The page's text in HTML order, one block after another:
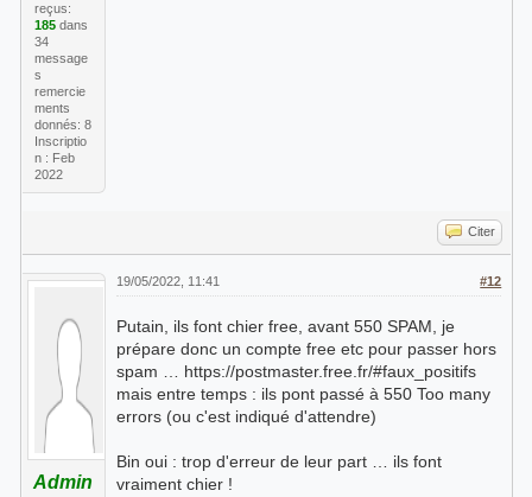
reçus:
185dans
34
message
s
remercie
ments
donnés: 8
Inscriptio
n : Feb
2022
Citer
Admin
#12
19/05/2022, 11:41
Putain, ils font chier free, avant 550 SPAM, je
prépare donc un compte free etc pour passer hors
spam … https://postmaster.free.fr/#faux_positifs
mais entre temps : ils pont passé à 550 Too many
errors (ou c'est indiqué d'attendre)
Bin oui : trop d'erreur de leur part … ils font
vraiment chier !